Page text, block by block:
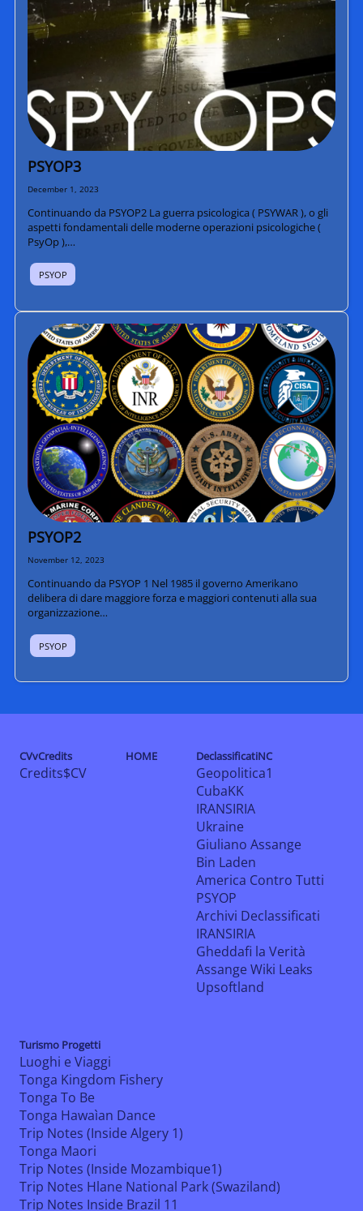
PSYOP3
December 1, 2023
Continuando da PSYOP2 La guerra psicologica ( PSYWAR ), o gli
aspetti fondamentali delle moderne operazioni psicologiche (
PsyOp ),…
PSYOP
PSYOP2
November 12, 2023
Continuando da PSYOP 1 Nel 1985 il governo Amerikano
delibera di dare maggiore forza e maggiori contenuti alla sua
organizzazione…
PSYOP
CVvCredits
Credits$CV
HOME DeclassificatiNC
Geopolitica1
CubaKK
IRANSIRIA
Ukraine
Giuliano Assange
Bin Laden
America Contro Tutti
PSYOP
Archivi Declassificati
IRANSIRIA
Gheddafi la Verità
Assange Wiki Leaks
Upsoftland
Turismo Progetti
Luoghi e Viaggi
Tonga Kingdom Fishery
Tonga To Be
Tonga Hawaìan Dance
Trip Notes (Inside Algery 1)
Tonga Maori
Trip Notes (Inside Mozambique1)
Trip Notes Hlane National Park (Swaziland)
Trip Notes Inside Brazil 11